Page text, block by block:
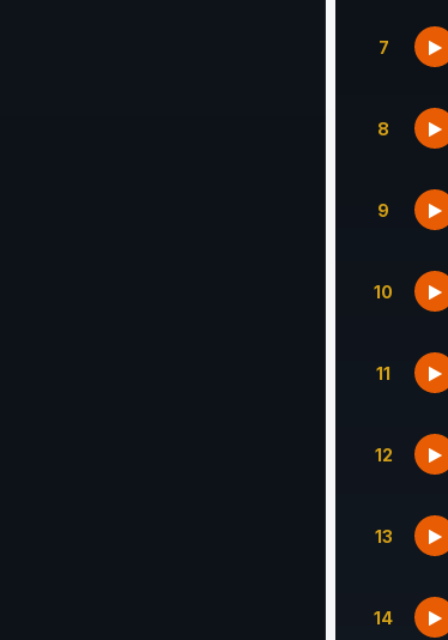
7
8
9
10
11
12
13
14